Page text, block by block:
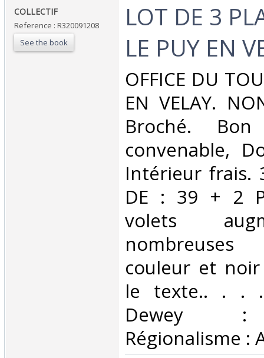
‎COLLECTIF‎
Reference : R320091208
See the book
‎LOT DE 3
LE PUY EN
‎OFFICE DU
EN VELAY.
Broché.
convenable,
Intérieur frais.
DE : 39 + 2
volets
couleur et
le texte.. . . .
Dewey :
Régionalisme :